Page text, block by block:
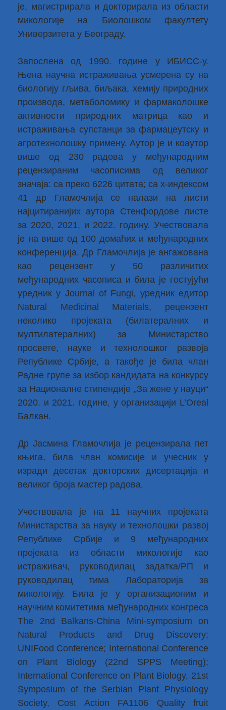
је, магистрирала и докторирала из области
микологије на Биолошком факултету
Универзитета у Београду.
Запослена од 1990. године у ИБИСС-у.
Њена научна истраживања усмерена су на
биологију гљива, биљака, хемију природних
производа, метаболомику и фармаколошке
активности природних матрица као и
истраживања супстанци за фармацеутску и
агротехнолошку примену. Аутор је и коаутор
више од 230 радова у међународним
рецензираним часописима од великог
значаја: са преко 6226 цитата; са х-индексом
41 др Гламочлија се налази на листи
најцитиранијих аутора Стенфордове листе
за 2020, 2021. и 2022. годину. Учествовала
је на више од 100 домаћих и међународних
конференција. Др Гламочлија је ангажована
као рецензент у 50 различитих
међународних часописа и била је гостујући
уредник у Journal of Fungi, уредник едитор
Natural Medicinal Materials, рецензент
неколико пројеката (билатералних и
мултилатералних) за Министарство
просвете, науке и технолошког развоја
Републике Србије, а такође је била члан
Радне групе за избор кандидата на конкурсу
за Националне стипендије „За жене у науци“
2020. и 2021. године, у организацији L’Oreal
Балкан.
Др Јасмина Гламочлија је рецензирала пет
књига, била члан комисије и учесник у
изради десетак докторских дисертација и
великог броја мастер радова.
Учествовала је на 11 научних пројеката
Министарства за науку и технолошки развој
Републике Србије и 9 међународних
пројеката из области микологије као
истраживач, руководилац задатка/РП и
руководилац тима Лабораторија за
микологију. Била је у организационим и
научним комитетима међународних конгреса
The 2nd Balkans-China Mini-symposium on
Natural Products and Drug Discovery;
UNIFood Conference; International Conference
on Plant Biology (22nd SPPS Meeting);
International Conference on Plant Biology, 21st
Symposium of the Serbian Plant Physiology
Society, Cost Action FA1106 Quality fruit